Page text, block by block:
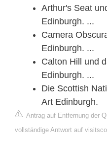
Arthur's Seat
Edinburgh. ...
Camera
Edinburgh. ...
Calton Hill und
Edinburgh. ...
Die Scottish
Art Edinburgh.
Antrag auf Entfernung der
vollständige Antwort auf